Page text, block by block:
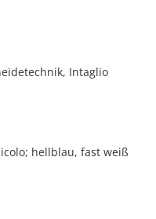
Intaglio
hellblau, fast weiß